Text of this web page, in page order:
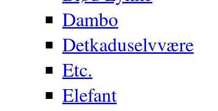
Dambo
Detkaduselvvære
Etc.
Elefant